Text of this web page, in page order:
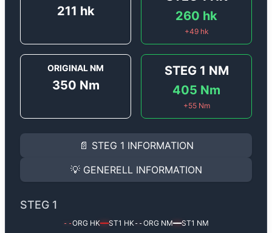
211 hk
260 hk
+49hk
ORIGINAL NM
350 Nm
STEG 1 NM
405 Nm
+55Nm
📄 STEG 1 INFORMATION
INFORMATION
Steg 1
Audi A5 2.0 TFSI - 211 hk.
Effekten ökar från211 hk till260 hkoch
(+49 hk & +55 Nm).
Ger mer effekt, högre vridmoment, lägre
Steg 1 mjukvara justerar vi ett antal
💡 GENERELL INFORMATION
✅ All mjukvara är skräddarsydd för din bil
✅ Felsökning inann samt efter optimering
STEG 1
--ORG HK━━ST1 HK--ORG NM━━ST1 NM